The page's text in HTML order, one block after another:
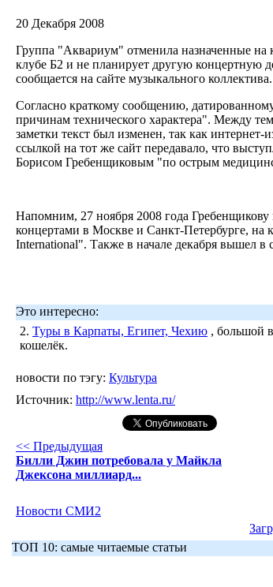
20 Декабря 2008
Группа "Аквариум" отменила назначенные на
клубе Б2 и не планирует другую концертную
сообщается на сайте музыкального коллектива.
Согласно краткому сообщению,
причинам технического характера". Между
заметки текст был изменен, так как
ссылкой на тот же сайт передавало, что
Борисом Гребенщиковым "по острым
Напомним, 27 ноября 2008 года
концертами в Москве и Санкт-Петербурге, на
International". Также в начале декабря вышел
Это интересно:
2. Туры в Карпаты, Египет, Чехию , большой
кошелёк.
новости по тэгу: Культура
Источник: http://www.lenta.ru/
<< Предыдущая
Билли Джин потребовала у Майкла
Джексона миллиард...
Новости СМИ2
ТОП 10: самые читаемые статьи